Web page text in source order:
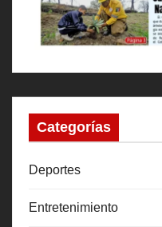
Categorías
Deportes
Entretenimiento